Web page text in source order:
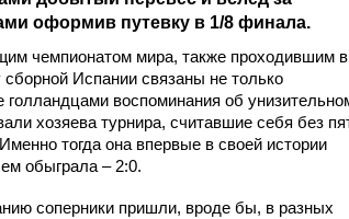
оформив путевку в 1/8 финала.
чемпионатом мира, также проходившим в
сборной Испании связаны не только
голландцами воспоминания об
хозяева турнира, считавшие себя без
тогда она впервые в своей истории
обыграла – 2:0.
соперники пришли, вроде бы, в разных